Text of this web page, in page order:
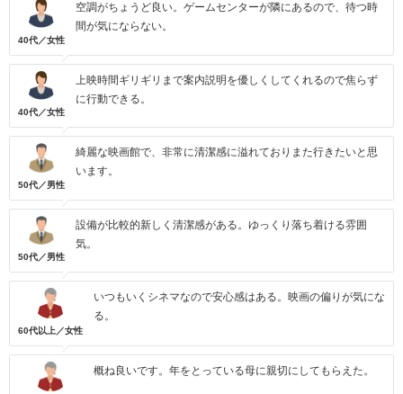
40代／女性
空調がちょうど良い。ゲームセンターが隣にあるので、待つ時
間が気にならない。
40代／女性
上映時間ギリギリまで案内説明を優しくしてくれるので焦らず
に行動できる。
50代／男性
綺麗な映画館で、非常に清潔感に溢れておりまた行きたいと思
います。
50代／男性
設備が比較的新しく清潔感がある。ゆっくり落ち着ける雰囲
気。
60代以上／女性
いつもいくシネマなので安心感はある。映画の偏りが気にな
る。
概ね良いです。年をとっている母に親切にしてもらえた。